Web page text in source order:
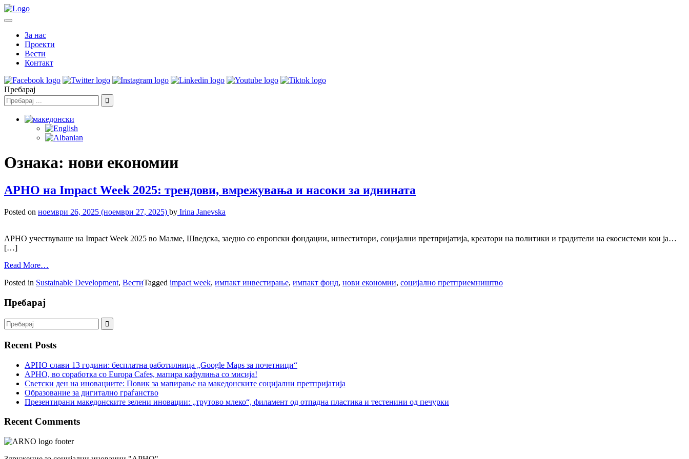
За нас
Проекти
Вести
Контакт
Пребарај
Ознака: нови економии
АРНО на Impact Week 2025: трендови, вмрежувањa и насоки за иднината
Posted on ноември 26, 2025 (ноември 27, 2025) by Irina Janevska
АРНО учествуваше на Impact Week 2025 во Малме, Шведска, заедно со европски фондации, инвеститори, социјални претпријатија, креатори на политики и градители на екосистеми кои ја…
[…]
Read More…
Posted in Sustainable Development, ВестиTagged impact week, импакт инвестирање, импакт фонд, нови економии, социјално претприемништво
Пребарај
Recent Posts
АРНО слави 13 години: бесплатна работилница „Google Maps за почетници“
АРНО, во соработка со Europa Cafes, мапира кафулиња со мисија!
Светски ден на иновациите: Повик за мапирање на македонските социјални претпријатија
Образование за дигитално граѓанство
Презентирани македонските зелени иновации: „трутово млеко“, филамент од отпадна пластика и тестенини од печурки
Recent Comments